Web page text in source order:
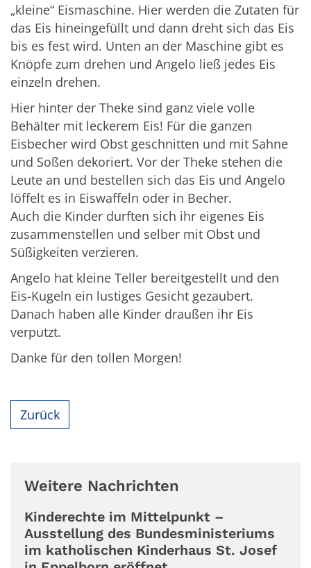
„kleine“ Eismaschine. Hier werden die Zutaten für
das Eis hineingefüllt und dann dreht sich das Eis
bis es fest wird. Unten an der Maschine gibt es
Knöpfe zum drehen und Angelo ließ jedes Eis
einzeln drehen.
Hier hinter der Theke sind ganz viele volle
Behälter mit leckerem Eis! Für die ganzen
Eisbecher wird Obst geschnitten und mit Sahne
und Soßen dekoriert. Vor der Theke stehen die
Leute an und bestellen sich das Eis und Angelo
löffelt es in Eiswaffeln oder in Becher.
Auch die Kinder durften sich ihr eigenes Eis
zusammenstellen und selber mit Obst und
Süßigkeiten verzieren.
Angelo hat kleine Teller bereitgestellt und den
Eis-Kugeln ein lustiges Gesicht gezaubert.
Danach haben alle Kinder draußen ihr Eis
verputzt.
Danke für den tollen Morgen!
Zurück
Weitere Nachrichten
Kinderechte im Mittelpunkt –
Ausstellung des Bundesministeriums
im katholischen Kinderhaus St. Josef